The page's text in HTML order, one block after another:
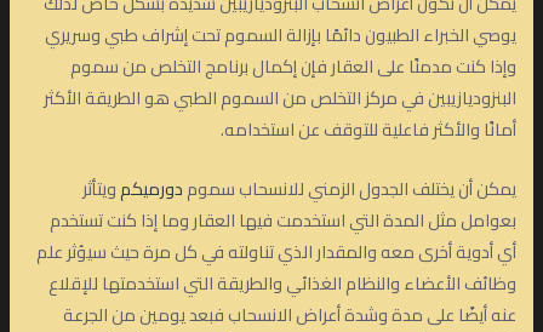
يوصي الخبراء الطبيون دائمًا بإزالة السموم تحت إشراف طبي وسريري
وإذا كنت مدمنًا على العقار فإن إكمال برنامج التخلص من سموم
البنزوديازيبين في مركز التخلص من السموم الطبي هو الطريقة الأكثر
أمانًا والأكثر فاعلية للتوقف عن استخدامه.
يمكن أن يختلف الجدول الزمني للانسحاب سمومدورميكمويتأثر
بعوامل مثل المدة التي استخدمت فيها العقار وما إذا كنت تستخدم
أي أدوية أخرى معه والمقدار الذي تناولته في كل مرة حيث سيؤثر علم
وظائف الأعضاء والنظام الغذائي والطريقة التي استخدمتها للإقلاع
عنه أيضًا على مدة وشدة أعراض الانسحاب فبعد يومين من الجرعة